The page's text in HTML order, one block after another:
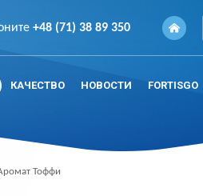
+48 (71) 38 89 350
КАЧЕСТВО НОВОСТИ FORTISGO
Тоффи